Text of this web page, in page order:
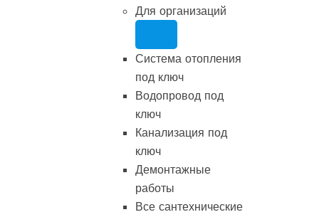
Для организаций
Система отопления
под ключ
Водопровод под
ключ
Канализация под
ключ
Демонтажные
работы
Все сантехнические